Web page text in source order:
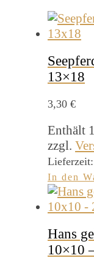
13×18
3,30 €
Enthält
zzgl.
Lieferzeit:
In den
Hans
10×10